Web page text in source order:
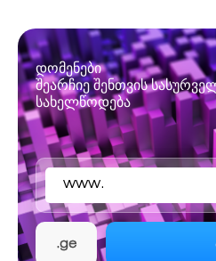
დომენები
შეარჩიე შენთვის
სახელწოდება
www.
.ge